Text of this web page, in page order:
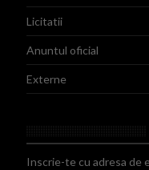
Licitatii
Anuntul oficial
Externe
Inscrie-te cu adresa de